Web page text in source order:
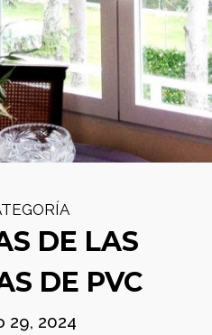
EL
PERFECTO
DE PVC
Y ESTILO
DE LAS
DE PVC
29, 2024